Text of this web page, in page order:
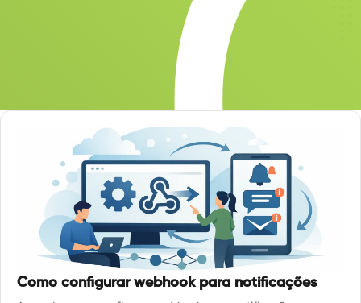
Como configurar webhook para notificações